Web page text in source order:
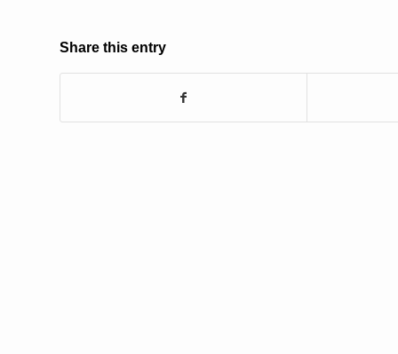
Share this entry